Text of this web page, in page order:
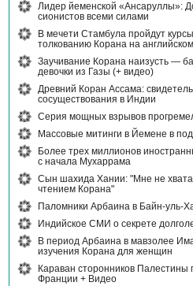
Лидер йеменской «Ансаруллы»:
сионистов всеми силами
В мечети Стамбула пройдут
толкованию Корана на
Заучивание Корана наизусть —
девочки из Газы (+ видео)
Древний Коран Ассама:
сосуществования в Индии
Серия мощных взрывов
Массовые митинги в Йемене в
Более трех миллионов
с начала Мухаррама
Сын шахида Хании: "Мне не
чтением Корана"
Паломники Арбаина в Байн-уль-
Индийское СМИ о секрете
В период Арбаина в мавзолее
изучения Корана для женщин
Караван сторонников
Франции + Видео